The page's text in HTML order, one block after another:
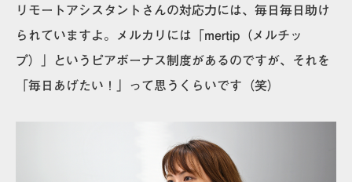
リモートアシスタントさんの対応力には、毎日毎日助け
られていますよ。メルカリには「mertip（メルチッ
プ）」というピアボーナス制度があるのですが、それを
「毎日あげたい！」って思うくらいです（笑）